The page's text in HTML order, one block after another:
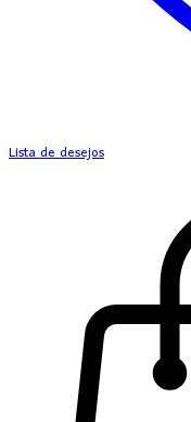
Lista de desejos